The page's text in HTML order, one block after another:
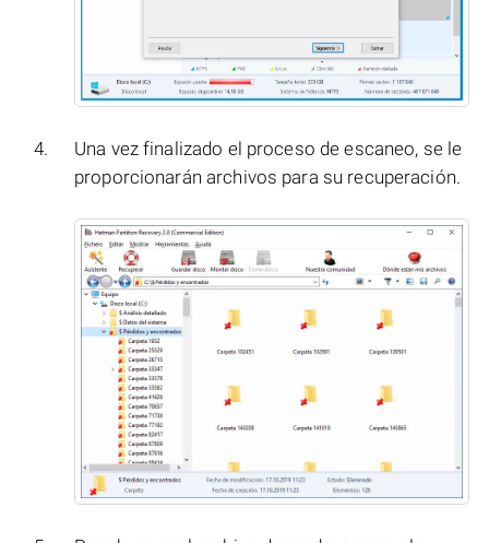
Una vez finalizado el proceso de escaneo, se le
proporcionarán archivos para su recuperación.